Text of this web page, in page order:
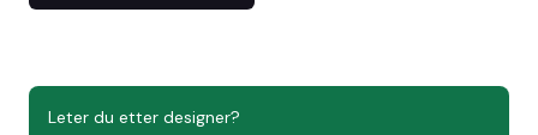
Leter du etter designer?